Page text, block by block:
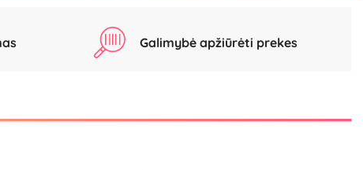
Galimybė apžiūrėti prekes